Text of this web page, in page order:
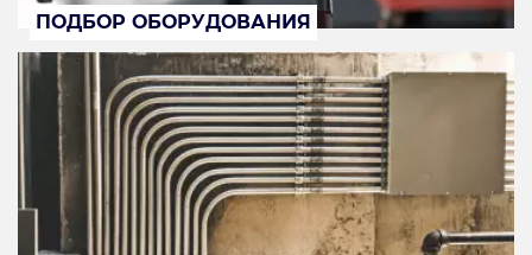
ПОДБОР ОБОРУДОВАНИЯ